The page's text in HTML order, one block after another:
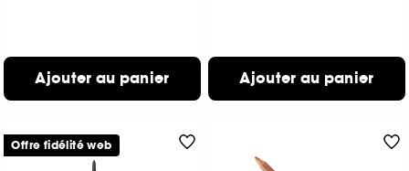
Ajouter au panier Ajouter au panier
Offre fidélité web